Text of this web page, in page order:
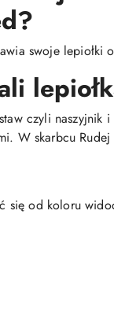
swoje
czyli
W skarbcu
się od koloru